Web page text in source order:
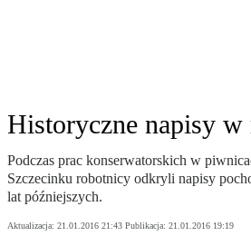
Historyczne napisy w
Podczas prac konserwatorskich w
Szczecinku robotnicy odkryli napisy
lat późniejszych.
Aktualizacja: 21.01.2016 21:43 Publikacja: 21.01.2016 19:19